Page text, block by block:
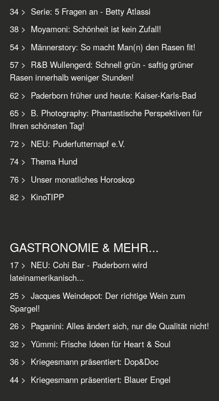
34 > Serie: 5 Fragen an - Betty Atlassi
38 > Moyamoni: Schönheit ist kein Zufall!
54 > Männerstory: So macht Man(n) den Rasen fit!
57 > R&B Wullengerd: Schnell grün - saftig grüner
Rasen innerhalb weniger Stunden!
62 > Paderborn früher und heute: Kaiser-Karls-Bad
65 > B. Photography: Phantastische Perspektiven für
Ihren schönsten Tag!
72 > NEU: Puderfutternapf e.V.
74 > Thema Hund
76 > Unser monatliches Horoskop
82 > KinoTIPP
GASTRONOMIE & MEHR...
17 > NEU: Cohi Bar - Paderborn wird
lateinamerikanisch...
25 > Jacques Weindepot: Der richtige Wein zum
Spargel!
26 > Paganini: Alles ändert sich, nur die Qualität nicht!
32 > Yümmi: Frische Ideen für Heart & Soul
36 > Kriegesmann präsentiert: Dop&Doc
44 > Kriegesmann präsentiert: Blauer Engel